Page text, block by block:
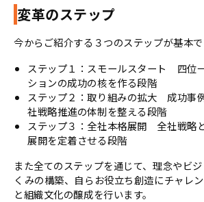
変革のステップ
今からご紹介する３つのステップが基本で
ステップ１：スモールスタート 四位
ションの成功の核を作る段階
ステップ２：取り組みの拡大 成功事
社戦略推進の体制を整える段階
ステップ３：全社本格展開 全社戦略
展開を定着させる段階
また全てのステップを通じて、理念やビ
くみの構築、自らお役立ち創造にチャレ
と組織文化の醸成を行います。